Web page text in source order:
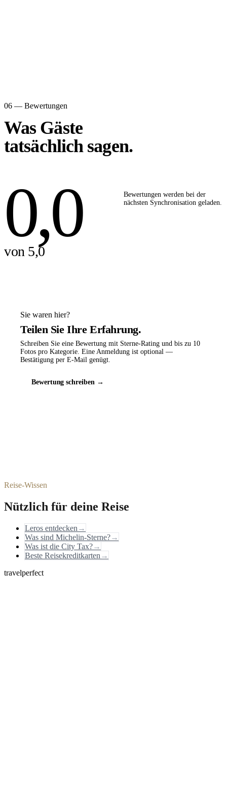
06 — Bewertungen
Was Gäste
tatsächlich sagen.
0,0
von 5,0
Bewertungen werden bei der
nächsten Synchronisation geladen.
Sie waren hier?
Teilen Sie Ihre Erfahrung.
Schreiben Sie eine Bewertung mit Sterne-Rating und bis zu 10
Fotos pro Kategorie. Eine Anmeldung ist optional —
Bestätigung per E-Mail genügt.
Bewertung schreiben →
Reise-Wissen
Nützlich für deine Reise
Leros entdecken →
Was sind Michelin-Sterne?→
Was ist die City Tax?→
Beste Reisekreditkarten →
travelperfect